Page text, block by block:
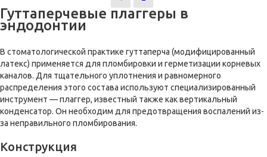
Гуттаперчевые плаггеры в
эндодонтии
В стоматологической практике гуттаперча (модифицированный
латекс) применяется для пломбировки и герметизации корневых
каналов. Для тщательного уплотнения и равномерного
распределения этого состава используют специализированный
инструмент — плаггер, известный также как вертикальный
конденсатор. Он необходим для предотвращения воспалений из-
за неправильного пломбирования.
Конструкция